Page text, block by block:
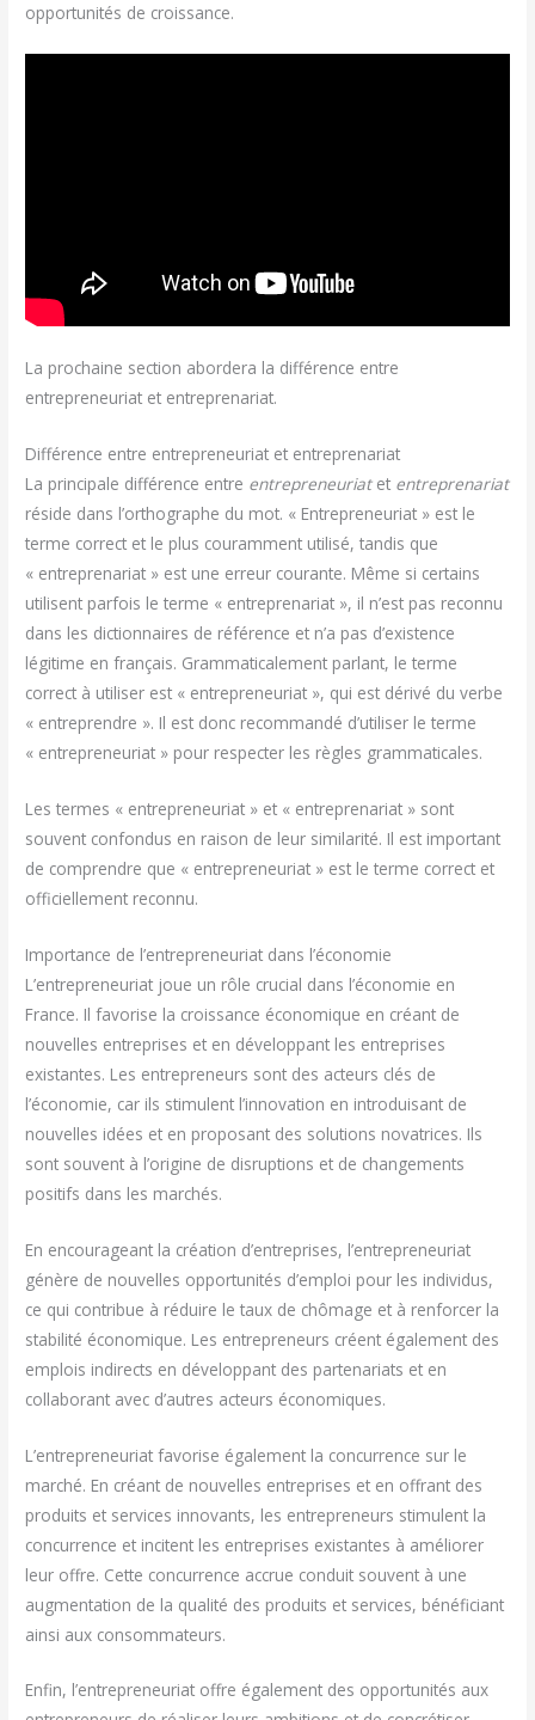
opportunités de croissance.
La prochaine section abordera la différence entre
entrepreneuriat et entreprenariat.
Différence entre entrepreneuriat et entreprenariat
La principale différence entre entrepreneuriatet entreprenariat
réside dans l’orthographe du mot. « Entrepreneuriat » est le
terme correct et le plus couramment utilisé, tandis que
« entreprenariat » est une erreur courante. Même si certains
utilisent parfois le terme « entreprenariat », il n’est pas reconnu
dans les dictionnaires de référence et n’a pas d’existence
légitime en français. Grammaticalement parlant, le terme
correct à utiliser est « entrepreneuriat », qui est dérivé du verbe
« entreprendre ». Il est donc recommandé d’utiliser le terme
« entrepreneuriat » pour respecter les règles grammaticales.
Les termes « entrepreneuriat » et « entreprenariat » sont
souvent confondus en raison de leur similarité. Il est important
de comprendre que « entrepreneuriat » est le terme correct et
officiellement reconnu.
Importance de l’entrepreneuriat dans l’économie
L’entrepreneuriat joue un rôle crucial dans l’économie en
France. Il favorise la croissance économique en créant de
nouvelles entreprises et en développant les entreprises
existantes. Les entrepreneurs sont des acteurs clés de
l’économie, car ils stimulent l’innovation en introduisant de
nouvelles idées et en proposant des solutions novatrices. Ils
sont souvent à l’origine de disruptions et de changements
positifs dans les marchés.
En encourageant la création d’entreprises, l’entrepreneuriat
génère de nouvelles opportunités d’emploi pour les individus,
ce qui contribue à réduire le taux de chômage et à renforcer la
stabilité économique. Les entrepreneurs créent également des
emplois indirects en développant des partenariats et en
collaborant avec d’autres acteurs économiques.
L’entrepreneuriat favorise également la concurrence sur le
marché. En créant de nouvelles entreprises et en offrant des
produits et services innovants, les entrepreneurs stimulent la
concurrence et incitent les entreprises existantes à améliorer
leur offre. Cette concurrence accrue conduit souvent à une
augmentation de la qualité des produits et services, bénéficiant
ainsi aux consommateurs.
Enfin, l’entrepreneuriat offre également des opportunités aux